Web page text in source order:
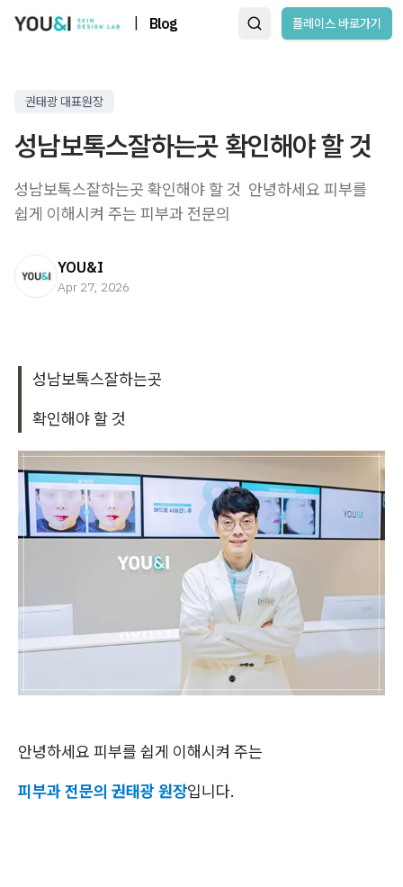
Blog 플레이스 바로가기
권태광 대표원장
성남보톡스잘하는곳 확인해야 할 것
성남보톡스잘하는곳 확인해야 할 것 ​ 안녕하세요 피부를
쉽게 이해시켜 주는 피부과 전문의
YOU&I
Apr 27, 2026
성남보톡스잘하는곳
확인해야 할 것
안녕하세요 피부를 쉽게 이해시켜 주는
피부과 전문의 권태광 원장입니다.